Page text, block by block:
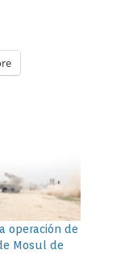
operación de
Mosul de